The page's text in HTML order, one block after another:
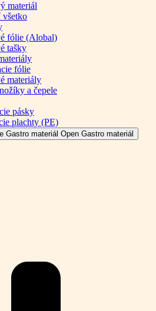
materiál
fólie (Alobal)
tašky
fólie
materiály
a čepele
pásky
plachty (PE)
Gastro materiál Open Gastro materiál